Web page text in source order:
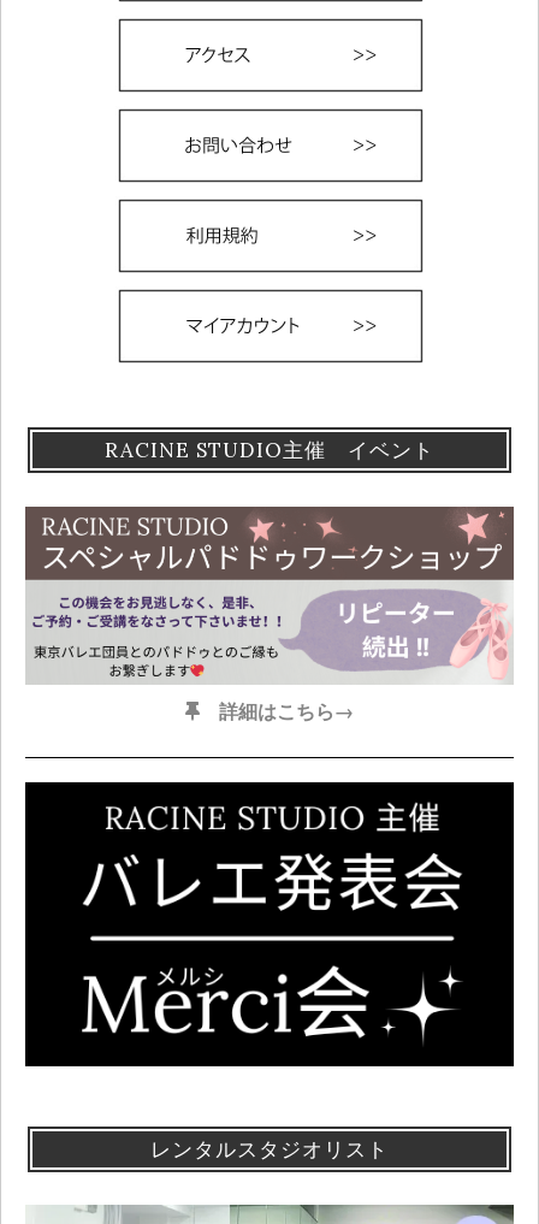
RACINE STUDIO主催 イベント
詳細はこちら→
レンタルスタジオリスト